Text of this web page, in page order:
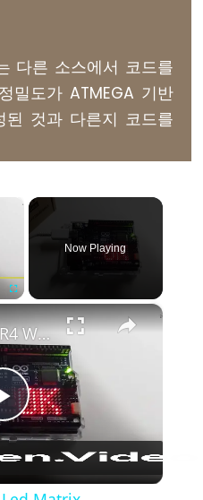
다른 소스에서 코드를
밀도가 ATMEGA 기반
된 것과 다른지 코드를
Now Playing
×
Play
Arduino Uno R4 WiFi Led Matrix